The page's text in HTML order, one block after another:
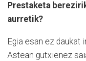
Prestaketa
aurretik?
Egia esan ez daukat
Astean gutxienez